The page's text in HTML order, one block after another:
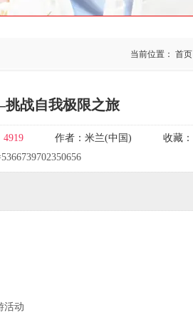
当前位置： 首页
战自我极限之旅
4919 作者： 米兰(中国)
收藏：
活动